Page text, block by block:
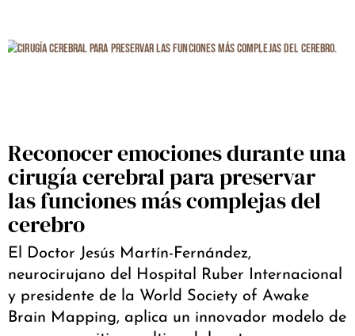
Reconocer emociones durante una
cirugía cerebral para preservar
las funciones más complejas del
cerebro
El Doctor Jesús Martín-Fernández,
neurocirujano del Hospital Ruber Internacional
y presidente de la World Society of Awake
Brain Mapping, aplica un innovador modelo de